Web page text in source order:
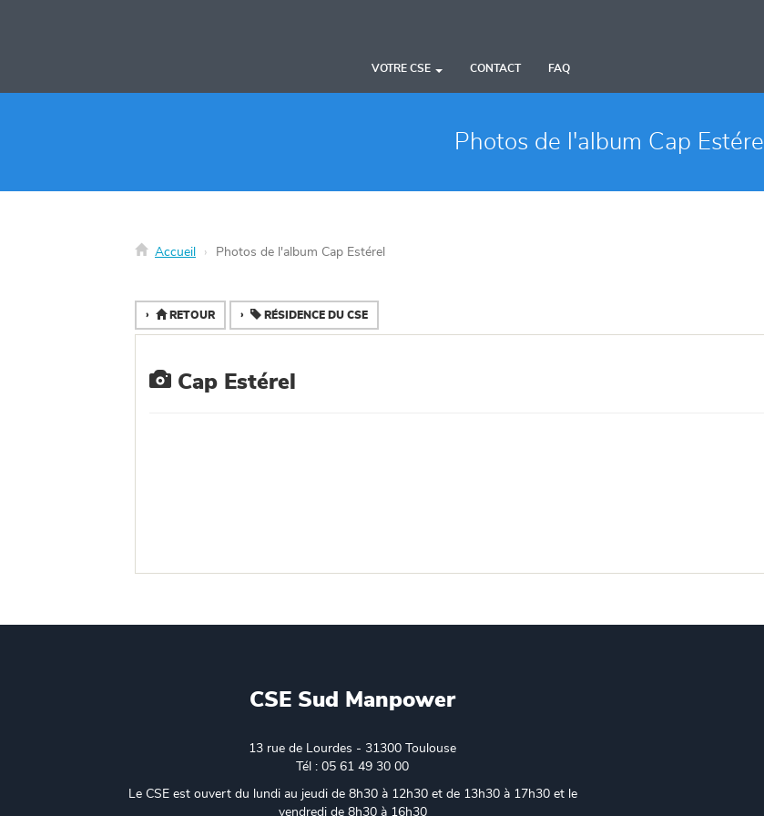
VOTRE CSE CONTACT FAQ
Photos de l'album Cap Estérel
Accueil Photos de l'album Cap Estérel
RETOUR RÉSIDENCE DU CSE
Cap Estérel
CSE Sud Manpower
13 rue de Lourdes - 31300 Toulouse
Tél : 05 61 49 30 00
Le CSE est ouvert du lundi au jeudi de 8h30 à 12h30 et de 13h30 à 17h30 et le
vendredi de 8h30 à 16h30